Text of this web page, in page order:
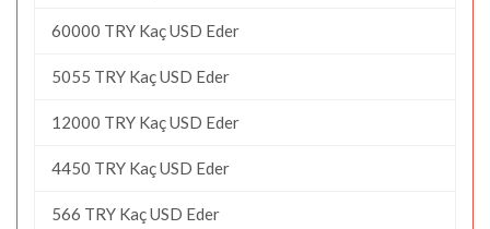
60000 TRY Kaç USD Eder
5055 TRY Kaç USD Eder
12000 TRY Kaç USD Eder
4450 TRY Kaç USD Eder
566 TRY Kaç USD Eder